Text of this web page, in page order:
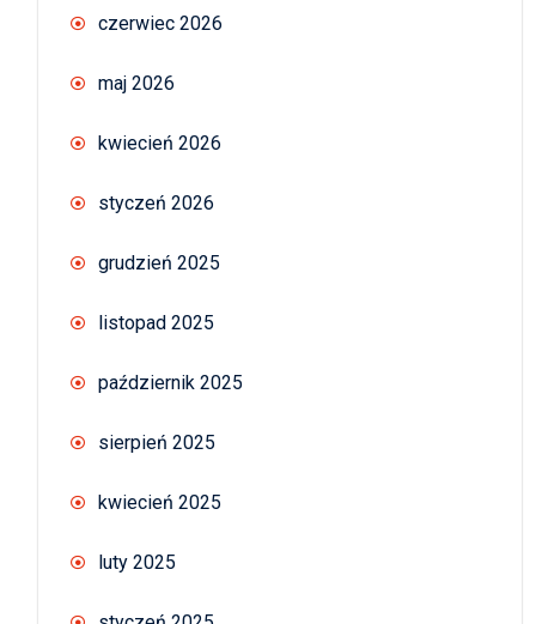
czerwiec 2026
maj 2026
kwiecień 2026
styczeń 2026
grudzień 2025
listopad 2025
październik 2025
sierpień 2025
kwiecień 2025
luty 2025